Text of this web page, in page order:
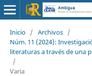
Inicio / Archivos /
Núm. 11 (2024):
literaturas a través de una
/
Varia